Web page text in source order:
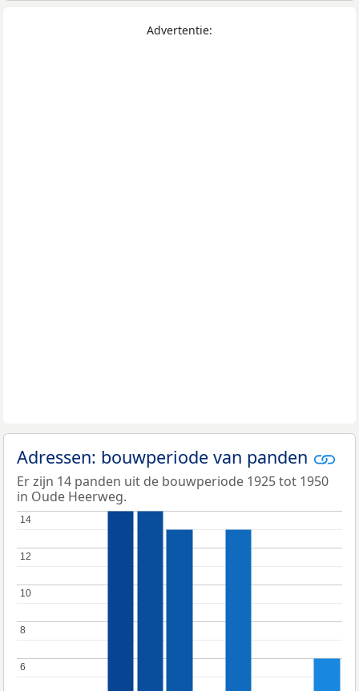
Advertentie:
Adressen: bouwperiode van panden
Er zijn 14 panden uit de bouwperiode 1925 tot 1950
in Oude Heerweg.
6
6
8
8
10
10
12
12
14
14